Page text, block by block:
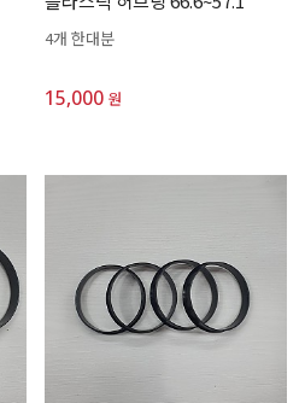
4개 한대분
15,000 원